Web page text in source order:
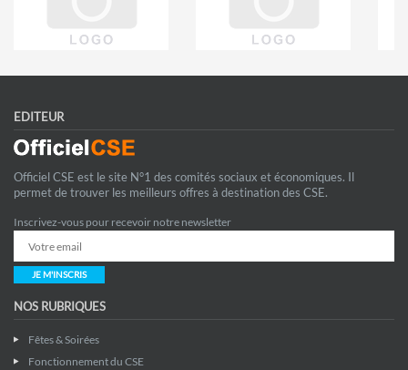
EDITEUR
Officiel CSE est le site N°1 des comités sociaux et économiques. Il
permet de trouver les meilleurs offres à destination des CSE.
Inscrivez-vous pour recevoir notre newsletter
JE M'INSCRIS
NOS RUBRIQUES
Fêtes & Soirées
Fonctionnement du CSE